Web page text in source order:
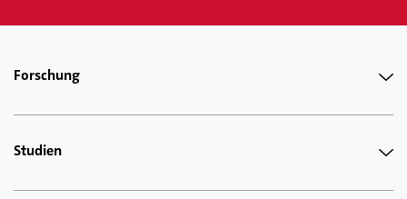
Forschung
Studien